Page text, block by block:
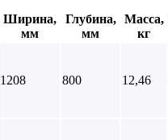
Ширина,
мм
Глубина,
мм
Масса,
кг
1208 800 12,46